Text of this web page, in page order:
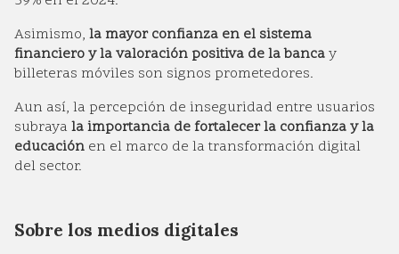
Asimismo, la mayor confianza en el sistema
financiero y la valoración positiva de la bancay
billeteras móviles son signos prometedores.
Aun así, la percepción de inseguridad entre usuarios
subraya la importancia de fortalecer la confianza y la
educación en el marco de la transformación digital
del sector.
Sobre los medios digitales